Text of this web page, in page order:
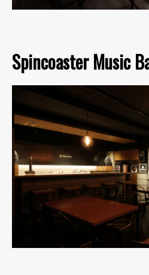
Spincoaster Music